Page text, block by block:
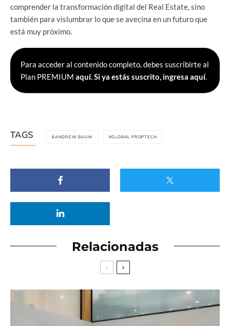
comprender la transformación digital del Real Estate, sino
también para vislumbrar lo que se avecina en un futuro que
está muy próximo.
Para acceder al contenido completo, debes suscribirte al
Plan PREMIUM aquí.Si ya estás suscrito, ingresa aquí.
TAGS ANDREW BAUM GLOBAL PROPTECH
Relacionadas